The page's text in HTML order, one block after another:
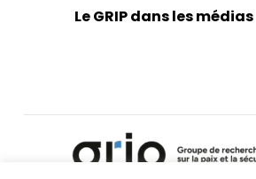
Le GRIP dans les médias